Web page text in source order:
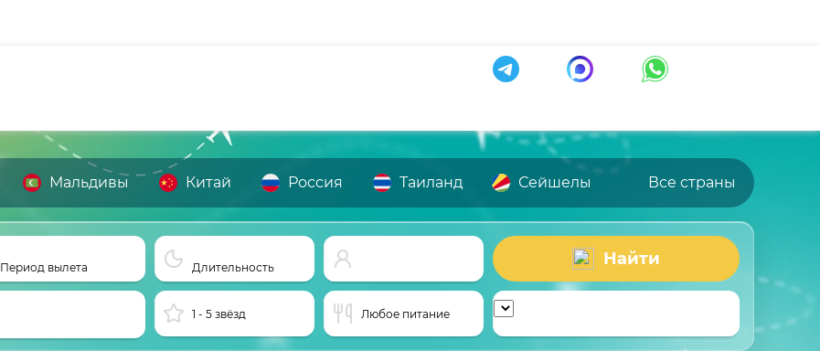
Мальдивы Китай Россия Таиланд Сейшелы Все страны
Период вылета Длительность Найти
1 - 5 звёзд Любое питание